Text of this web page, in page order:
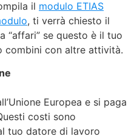
il modulo ETIAS
, ti verrà chiesto il
“affari” se questo è il tuo
combini con altre attività.
Europea e si paga
costi sono
tuo datore di lavoro